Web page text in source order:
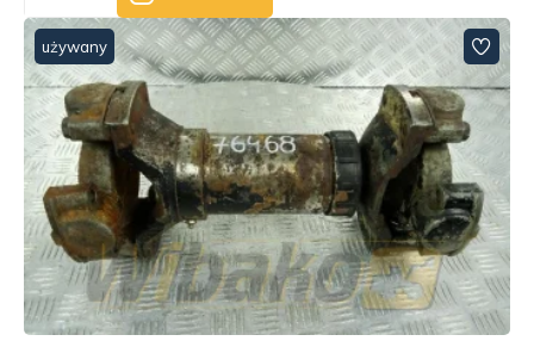
używany